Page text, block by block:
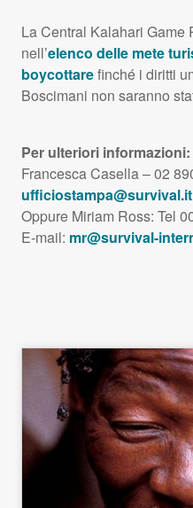
La Central Kalahari Game
nell’elenco delle mete
boycottarefinché i diritti
Boscimani non saranno
Per ulteriori informazioni:
Francesca Casella – 02
ufficiostampa@survival.it
Oppure Miriam Ross: Tel
E-mail: mr@survival-